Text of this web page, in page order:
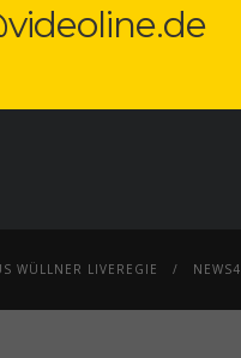
WÜLLNER LIVEREGIE NEWS4